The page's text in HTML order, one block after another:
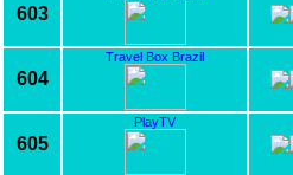
603
604
Travel Box Brazil
605
PlayTV